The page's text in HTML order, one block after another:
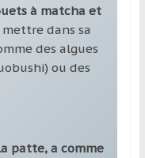
à matcha et
dans sa
des algues
ou des
patte, a comme